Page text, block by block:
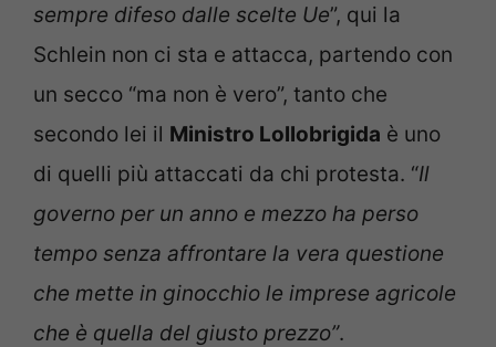
sempre difeso dalle scelte Ue”, qui la
Schlein non ci sta e attacca, partendo con
un secco “ma non è vero”, tanto che
secondo lei il Ministro Lollobrigida è uno
di quelli più attaccati da chi protesta. “Il
governo per un anno e mezzo ha perso
tempo senza affrontare la vera questione
che mette in ginocchio le imprese agricole
che è quella del giusto prezzo”.